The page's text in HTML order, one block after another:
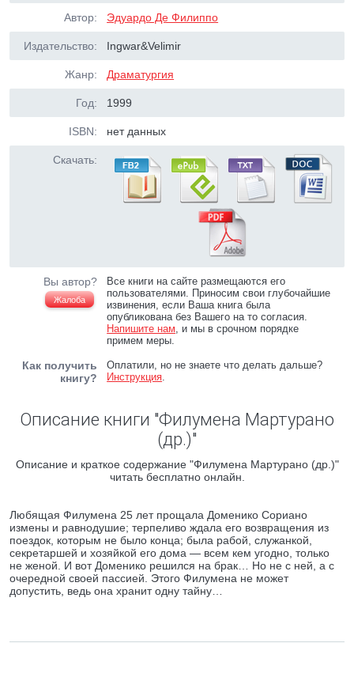
Автор: Эдуардо Де Филиппо
Издательство: Ingwar&Velimir
Жанр: Драматургия
Год: 1999
ISBN: нет данных
Скачать:
Вы автор?
Жалоба
Все книги на сайте размещаются его
пользователями. Приносим свои глубочайшие
извинения, если Ваша книга была
опубликована без Вашего на то согласия.
Напишите нам, и мы в срочном порядке
примем меры.
Как получить
книгу?
Оплатили, но не знаете что делать дальше?
Инструкция.
Описание книги "Филумена Мартурано
(др.)"
Описание и краткое содержание "Филумена Мартурано (др.)"
читать бесплатно онлайн.
Любящая Филумена 25 лет прощала Доменико Сориано
измены и равнодушие; терпеливо ждала его возвращения из
поездок, которым не было конца; была рабой, служанкой,
секретаршей и хозяйкой его дома — всем кем угодно, только
не женой. И вот Доменико решился на брак… Но не с ней, а с
очередной своей пассией. Этого Филумена не может
допустить, ведь она хранит одну тайну…